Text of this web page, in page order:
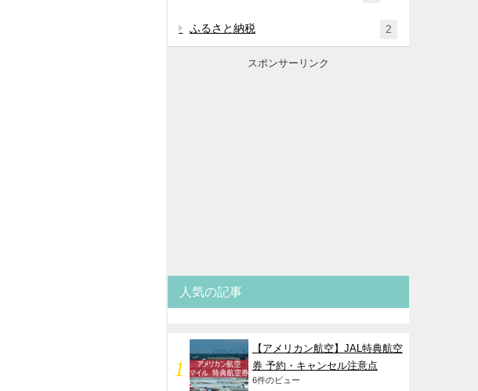
ふるさと納税 2
スポンサーリンク
人気の記事
【アメリカン航空】JAL特典航空
券 予約・キャンセル注意点
6件のビュー